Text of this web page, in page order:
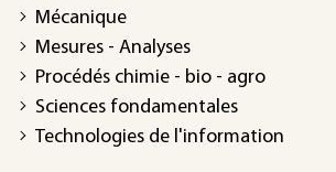
Mécanique
Mesures - Analyses
Procédés chimie - bio - agro
Sciences fondamentales
Technologies de l'information